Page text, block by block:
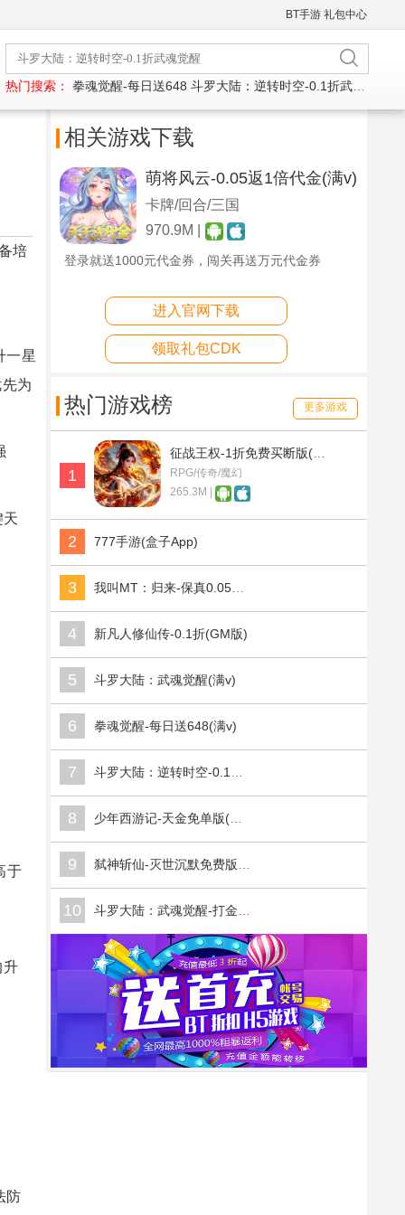
BT手游 礼包中心
热门搜索： 拳魂觉醒-每日送648 斗罗大陆：逆转时空-0.1折武魂觉醒
培
一星
为
于
升
防
相关游戏下载
萌将风云-0.05返1倍代金(满v)
卡牌/回合/三国
970.9M |
登录就送1000元代金券，闯关再送万元代金券
进入官网下载
领取礼包CDK
热门游戏榜 更多游戏
1
RPG/传奇/魔幻
265.3M |
2 777手游(盒子App)
3
4 新凡人修仙传-0.1折(GM版)
5 斗罗大陆：武魂觉醒(满v)
6 拳魂觉醒-每日送648(满v)
7
8
9
10